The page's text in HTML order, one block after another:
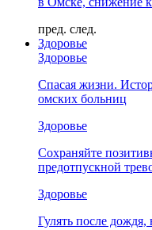
пред. след.
Здоровье
Здоровье
Спасая жизни.
омских больниц
Здоровье
Сохраняйте
предотпускной
Здоровье
Гулять после дождя,